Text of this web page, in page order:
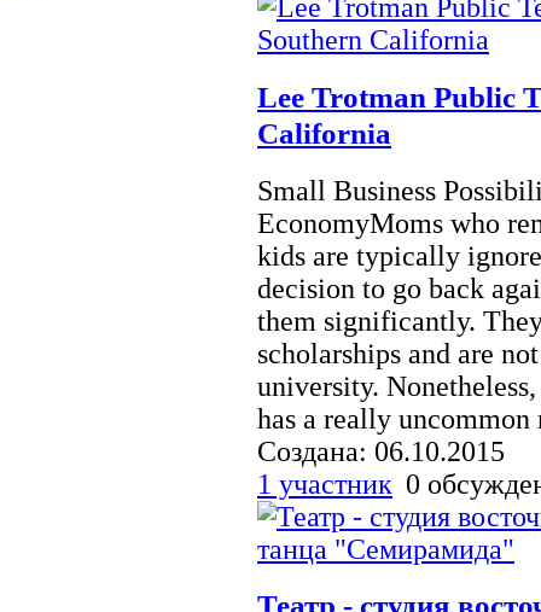
Lee Trotman Public
California
Small Business
EconomyMoms who
kids are typically
decision to go back
them significantly.
scholarships and are
university.
has a really
Создана: 06.10.2015
1 участник 0